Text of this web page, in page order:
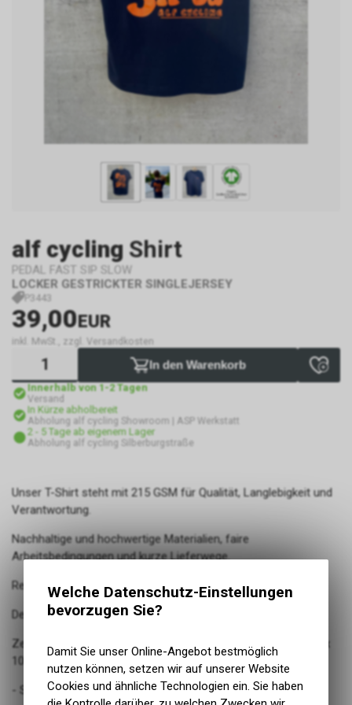
alf cycling Shirt
PEDAL FAST SIP SLOW
LOCKER GESTRICKTER SINGLEJERSEY
P3443
39,00EUR
inkl. MwSt., zzgl. Versandkosten
In den Warenkorb
Innerhalb von 1-2 Tagen
Versand
In Kürze abholbereit
Abholung alf cycling Showroom | ASP Werkstatt
2 - 5 Tage ab eigenem Lager
Abholung alf cycling Silberburgstraße
Unser T-Shirt steht mit 215 GSM für Qualität, Langlebigkeit und
Verantwortung.
Nachhaltige und hochwertige Materialien, faire
Arbeitsbedingungen und kurze Lieferwege.
Regionaler Siebdruck bei 7Siebe in Feuerbach.
Design von Stuttgarter Designerinnen.
Zertifikate: GOTS - Global Organic Textile Standard / Oeko Tex
100 / Peta Approved Vegan / Fair Wear
- Set-In Ärmel
Welche Datenschutz-Einstellungen
bevorzugen Sie?
Damit Sie unser Online-Angebot bestmöglich
nutzen können, setzen wir auf unserer Website
Cookies und ähnliche Technologien ein. Sie haben